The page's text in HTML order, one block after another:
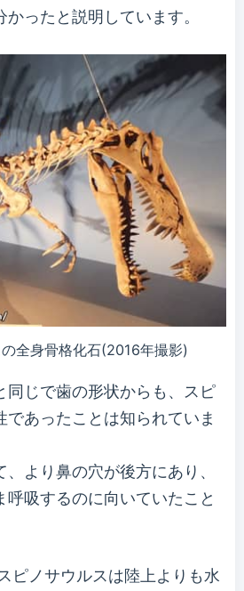
ったと説明しています。
全身骨格化石(2016年撮影)
同じで歯の形状からも、スピ
であったことは知られていま
より鼻の穴が後方にあり、
呼吸するのに向いていたこと
ピノサウルスは陸上よりも水